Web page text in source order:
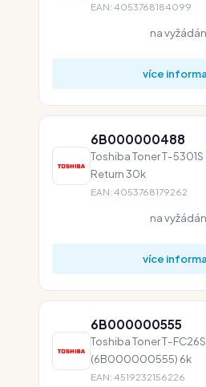
EAN: 4053768184099
na
více
6B000000488
Toshiba Toner T-
Return 30k
EAN: 4053768179262
na
více
6B000000555
Toshiba Toner T-
(6B000000555) 6k
EAN: 4519232156226